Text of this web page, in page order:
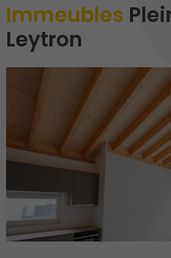
Immeubles
Leytron